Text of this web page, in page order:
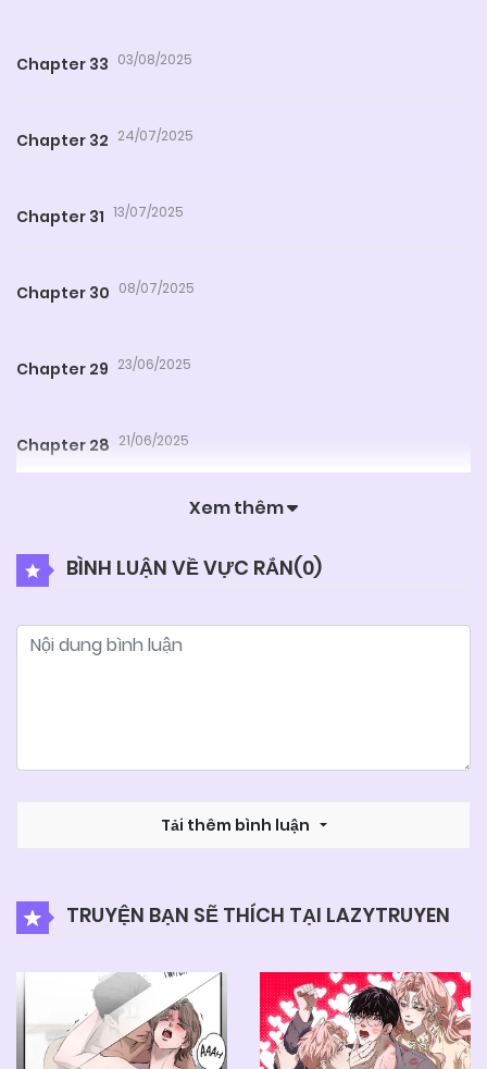
Chapter 33 03/08/2025
Chapter 32 24/07/2025
Chapter 31 13/07/2025
Chapter 30 08/07/2025
Chapter 29 23/06/2025
Chapter 28 21/06/2025
08/06/2025
06/06/2025
Chapter 22
Chapter 21 06/06/2025
Chapter 20 06/06/2025
Xem thêm
BÌNH LUẬN VỀ VỰC RẮN(0)
Tải thêm bình luận
TRUYỆN BẠN SẼ THÍCH TẠI LAZYTRUYEN